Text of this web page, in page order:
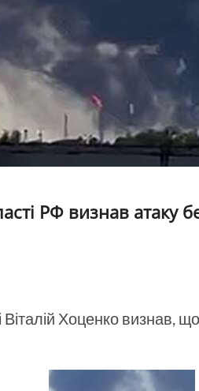
РФ визнав атаку
Хоценко визнав,